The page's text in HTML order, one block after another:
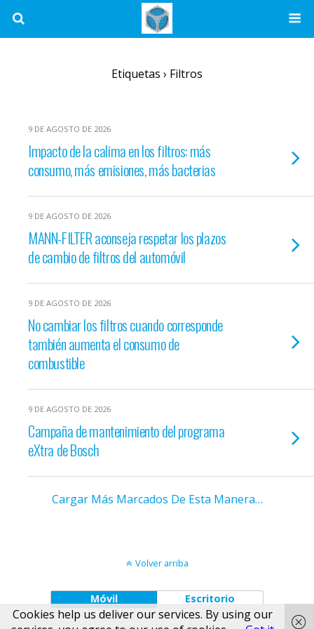
Etiquetas › Filtros
9 DE AGOSTO DE 2026
Impacto de la calima en los filtros: más
consumo, más emisiones, más bacterias
9 DE AGOSTO DE 2026
MANN-FILTER aconseja respetar los plazos
de cambio de filtros del automóvil
9 DE AGOSTO DE 2026
No cambiar los filtros cuando corresponde
también aumenta el consumo de
combustible
9 DE AGOSTO DE 2026
Campaña de mantenimiento del programa
eXtra de Bosch
Cargar Más Marcados De Esta Manera…
Volver arriba
Móvil Escritorio
Cookies help us deliver our services. By using our